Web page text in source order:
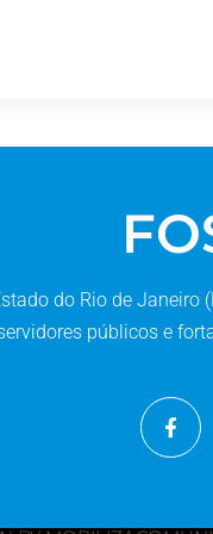
do Rio de
públicos e